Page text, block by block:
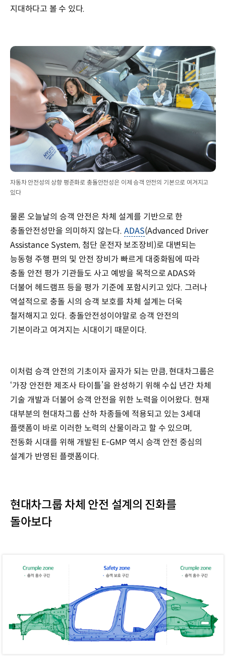
지대하다고 볼 수 있다.
자동차 안전성의 상향 평준화로 충돌안전성은 이제 승객 안전의 기본으로 여겨지고
있다
물론 오늘날의 승객 안전은 차체 설계를 기반으로 한
충돌안전성만을 의미하지 않는다. ADAS(Advanced Driver
Assistance System, 첨단 운전자 보조장비)로 대변되는
능동형 주행 편의 및 안전 장비가 빠르게 대중화됨에 따라
충돌 안전 평가 기관들도 사고 예방을 목적으로 ADAS와
더불어 헤드램프 등을 평가 기준에 포함시키고 있다. 그러나
역설적으로 충돌 시의 승객 보호를 차체 설계는 더욱
철저해지고 있다. 충돌안전성이야말로 승객 안전의
기본이라고 여겨지는 시대이기 때문이다.
이처럼 승객 안전의 기초이자 골자가 되는 만큼, 현대차그룹은
‘가장 안전한 제조사 타이틀’을 완성하기 위해 수십 년간 차체
기술 개발과 더불어 승객 안전을 위한 노력을 이어왔다. 현재
대부분의 현대차그룹 산하 차종들에 적용되고 있는 3세대
플랫폼이 바로 이러한 노력의 산물이라고 할 수 있으며,
전동화 시대를 위해 개발된 E-GMP 역시 승객 안전 중심의
설계가 반영된 플랫폼이다.
현대차그룹 차체 안전 설계의 진화를
돌아보다